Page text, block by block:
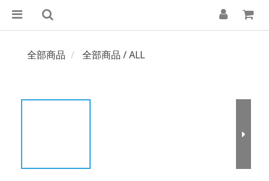
全部商品 全部商品 / ALL